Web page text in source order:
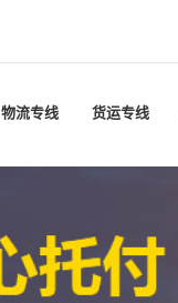
物流专线 货运专线